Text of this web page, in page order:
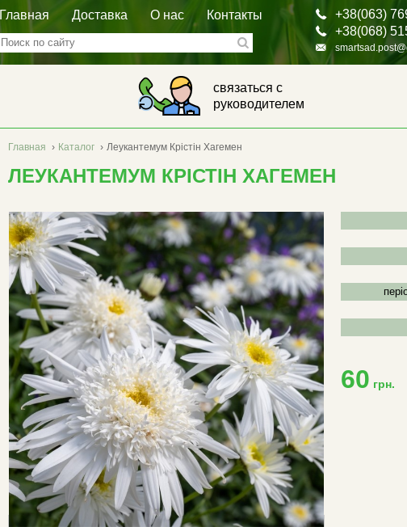
Главная Доставка О нас Контакты
+38(063)
+38(068)
связаться с
руководителем
Главная › Каталог › Леукантемум Крістін Хагемен
ЛЕУКАНТЕМУМ КРІСТІН ХАГЕМЕН
60 грн.